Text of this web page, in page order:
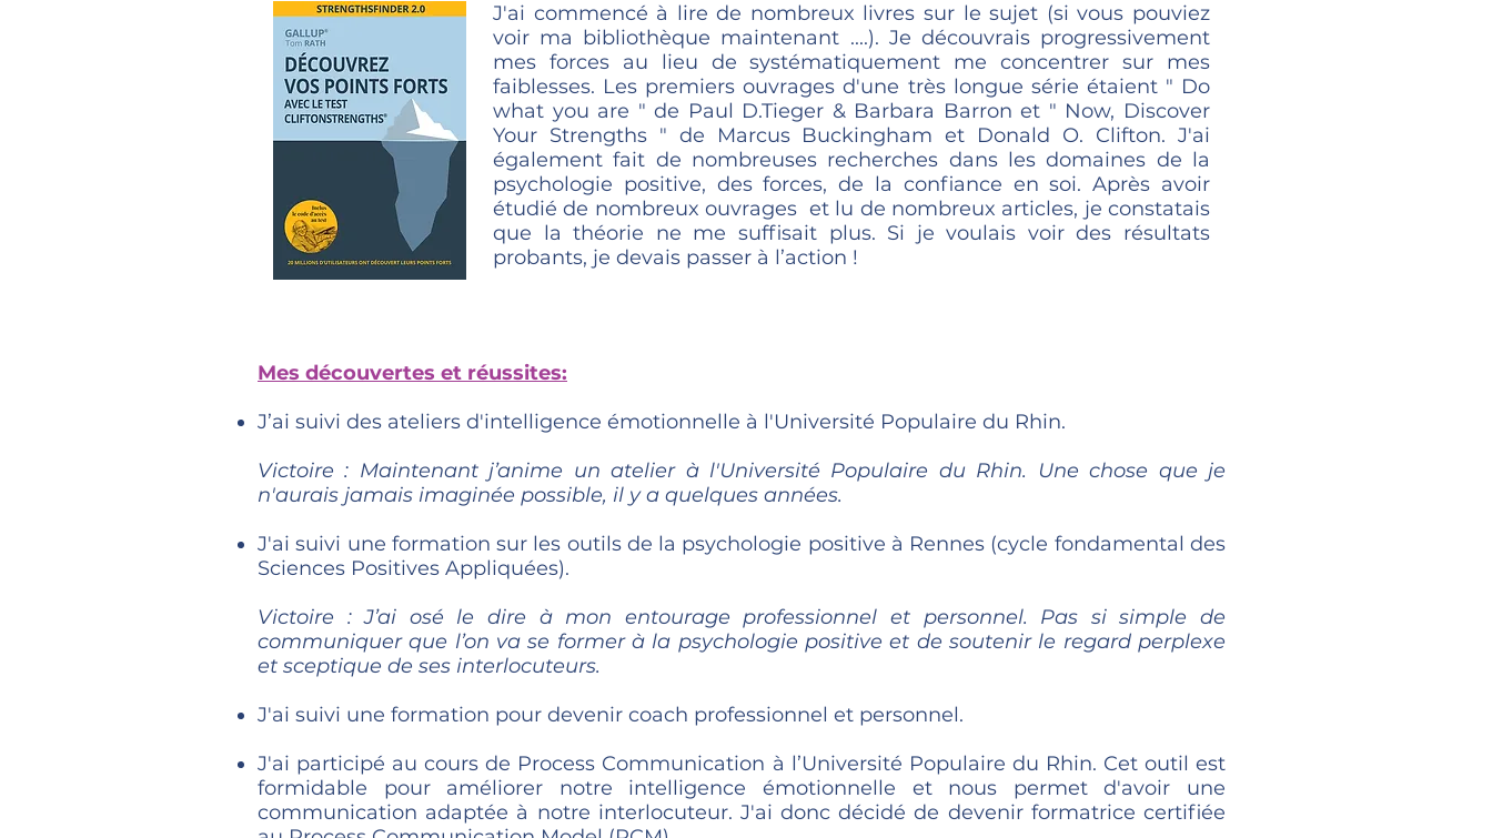
J'ai commencé à lire de nombreux livres sur le sujet (si vous pouviez
voir ma bibliothèque maintenant ....). Je découvrais progressivement
mes forces au lieu de systématiquement me concentrer sur mes
faiblesses. Les premiers ouvrages d'une très longue série étaient " Do
what you are " de Paul D.Tieger & Barbara Barron et " Now, Discover
Your Strengths " de Marcus Buckingham et Donald O. Clifton. J'ai
également fait de nombreuses recherches dans les domaines de la
psychologie positive, des forces, de la confiance en soi. Après avoir
étudié de nombreux ouvrages et lu de nombreux articles, je constatais
que la théorie ne me suffisait plus. Si je voulais voir des résultats
probants, je devais passer à l’action !
Mes découvertes et réussites:
J’ai suivi des ateliers d'intelligence émotionnelle à l'Université Populaire du Rhin.
Victoire : Maintenant j’anime un atelier à l'Université Populaire du Rhin. Une chose que je
n'aurais jamais imaginée possible, il y a quelques années.
J'ai suivi une formation sur les outils de la psychologie positive à Rennes (cycle fondamental des
Sciences Positives Appliquées).
Victoire : J’ai osé le dire à mon entourage professionnel et personnel. Pas si simple de
communiquer que l’on va se former à la psychologie positive et de soutenir le regard perplexe
et sceptique de ses interlocuteurs.
J'ai suivi une formation pour devenir coach professionnel et personnel.
J'ai participé au cours de Process Communication à l’Université Populaire du Rhin. Cet outil est
formidable pour améliorer notre intelligence émotionnelle et nous permet d'avoir une
communication adaptée à notre interlocuteur. J'ai donc décidé de devenir formatrice certifiée